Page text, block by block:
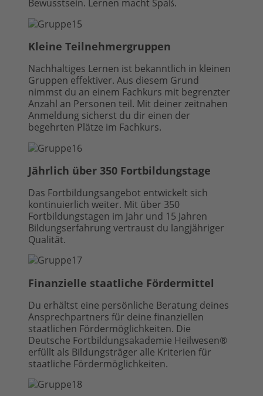
Bewusstsein. Lernen macht Spaß.
Kleine Teilnehmergruppen
Nachhaltiges Lernen ist bekanntlich in kleinen
Gruppen effektiver. Aus diesem Grund
nimmst du an einem Fachkurs mit begrenzter
Anzahl an Personen teil. Mit deiner zeitnahen
Anmeldung sicherst du dir einen der
begehrten Plätze im Fachkurs.
Jährlich über 350 Fortbildungstage
Das Fortbildungsangebot entwickelt sich
kontinuierlich weiter. Mit über 350
Fortbildungstagen im Jahr und 15 Jahren
Bildungserfahrung vertraust du langjähriger
Qualität.
Finanzielle staatliche Fördermittel
Du erhältst eine persönliche Beratung deines
Ansprechpartners für deine finanziellen
staatlichen Fördermöglichkeiten. Die
Deutsche Fortbildungsakademie Heilwesen®
erfüllt als Bildungsträger alle Kriterien für
staatliche Fördermöglichkeiten.